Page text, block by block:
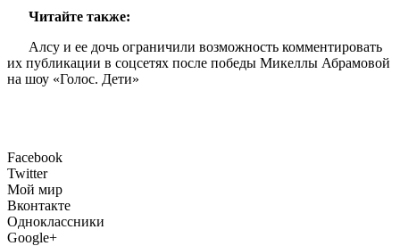
Читайте также:
Алсу и ее дочь ограничили возможность комментировать
их публикации в соцсетях после победы Микеллы Абрамовой
на шоу «Голос. Дети»
Facebook
Twitter
Мой мир
Вконтакте
Одноклассники
Google+